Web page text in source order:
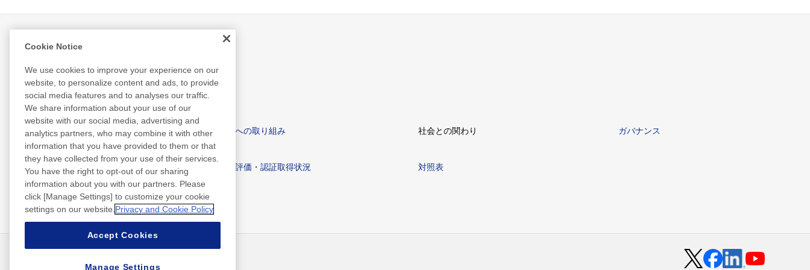
サステナビリティ
Nittoのサステナビリティ 環境への取り組み 社会との関わり ガバナンス
サステナビリティ関連ライブラリ 外部評価・認証取得状況 対照表
Cookie Notice
We use cookies to improve your experience on our
website, to personalize content and ads, to provide
social media features and to analyses our traffic.
We share information about your use of our
website with our social media, advertising and
analytics partners, who may combine it with other
information that you have provided to them or that
they have collected from your use of their services.
You have the right to opt-out of our sharing
information about you with our partners. Please
click [Manage Settings] to customize your cookie
settings on our website. Privacy and Cookie Policy
Accept Cookies
Manage Settings